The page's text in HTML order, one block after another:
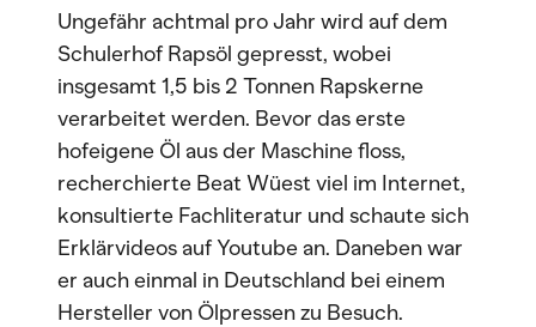
Ungefähr achtmal pro Jahr wird auf dem
Schulerhof Rapsöl gepresst, wobei
insgesamt 1,5 bis 2 Tonnen Rapskerne
verarbeitet werden. Bevor das erste
hofeigene Öl aus der Maschine floss,
recherchierte Beat Wüest viel im Internet,
konsultierte Fachliteratur und schaute sich
Erklärvideos auf Youtube an. Daneben war
er auch einmal in Deutschland bei einem
Hersteller von Ölpressen zu Besuch.